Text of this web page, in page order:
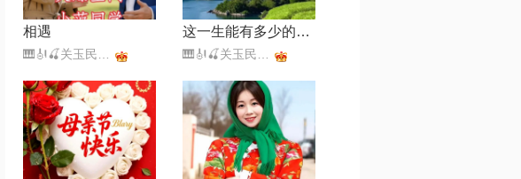
相遇 这一生能有多少的遗憾【美声男版】